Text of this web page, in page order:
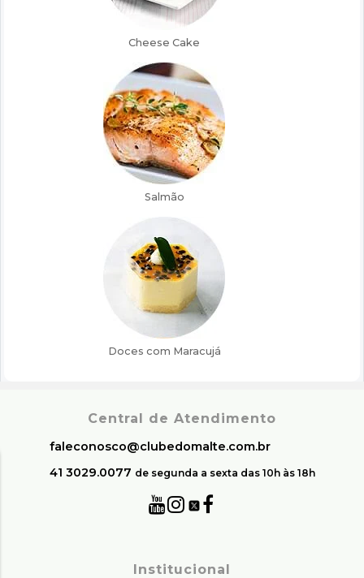
Central de Atendimento
faleconosco@clubedomalte.com.br
41 3029.0077 de segunda a sexta das 10h às 18h
Institucional